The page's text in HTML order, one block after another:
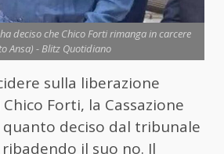
deciso che Chico Forti rimanga in carcere
Ansa) - Blitz Quotidiano
sulla liberazione
Forti, la Cassazione
deciso dal tribunale
il suo no. Il